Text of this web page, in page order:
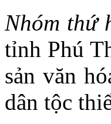
Nhóm thứ
tỉnh Phú
sản văn
dân tộc